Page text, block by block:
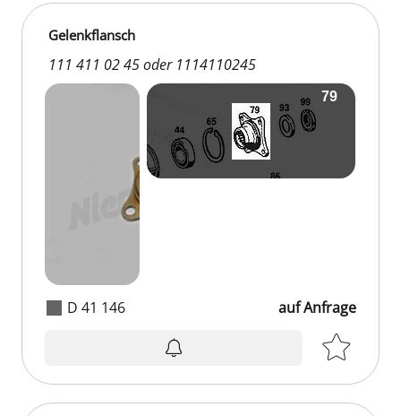
D 41 146
Gelenkflansch
111 411 02 45 oder 1114110245
auf Anfrage